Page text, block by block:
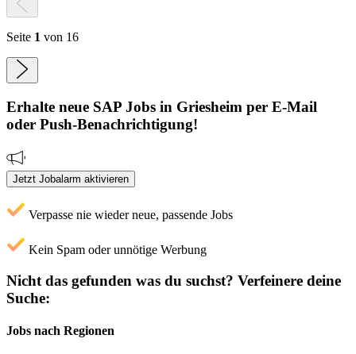
Seite 1 von 16
Erhalte neue SAP Jobs in Griesheim per E-Mail
oder Push-Benachrichtigung!
Jetzt Jobalarm aktivieren
Verpasse nie wieder neue, passende Jobs
Kein Spam oder unnötige Werbung
Nicht das gefunden was du suchst? Verfeinere deine
Suche:
Jobs nach Regionen